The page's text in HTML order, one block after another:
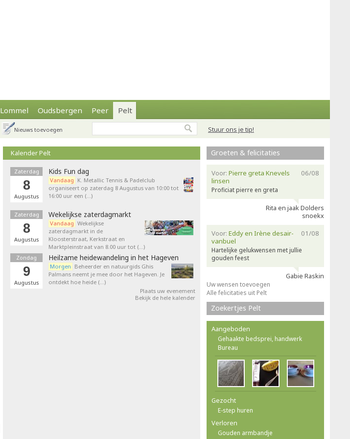
Lommel Oudsbergen Peer Pelt
Stuur ons je tip!
Nieuws toevoegen
Kalender Pelt
Zaterdag
8
Augustus
Kids Fun dag
Vandaag K. Metallic Tennis & Padelclub
organiseert op zaterdag 8 Augustus van 10:00 tot
16:00 uur een (…)
Zaterdag
8
Augustus
Wekelijkse zaterdagmarkt
Vandaag Wekelijkse
zaterdagmarkt in de
Kloosterstraat, Kerkstraat en
Marktpleinstraat van 8.00 uur tot (…)
Zondag
9
Augustus
Heilzame heidewandeling in het Hageven
Morgen Beheerder en natuurgids Ghis
Palmans neemt je mee door het Hageven. Je
ontdekt hoe heide (…)
Plaats uw evenement
Bekijk de hele kalender
Groeten & felicitaties
06/08
Voor: Pierre greta Knevels
linsen
Proficiat pierre en greta
Rita en jaak Dolders
snoekx
01/08
Voor: Eddy en Irène desair-
vanbuel
Hartelijke gelukwensen met jullie
gouden feest
Gabie Raskin
Uw wensen toevoegen
Alle felicitaties uit Pelt
Zoekertjes Pelt
Aangeboden
Gehaakte bedsprei, handwerk
Bureau
Gezocht
E-step huren
Verloren
Gouden armbandje